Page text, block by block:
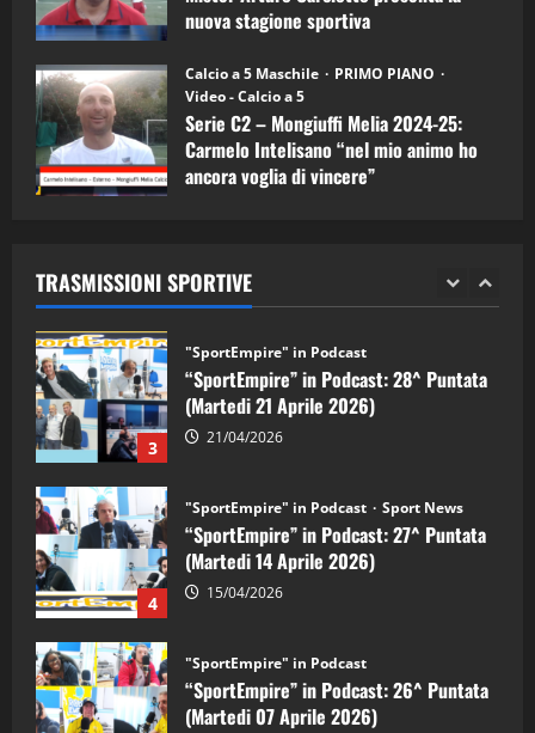
nuova stagione sportiva
Calcio a 5 Maschile
PRIMO PIANO
Video - Calcio a 5
Serie C2 – Mongiuffi Melia 2024-25:
Carmelo Intelisano “nel mio animo ho
ancora voglia di vincere”
TRASMISSIONI SPORTIVE
2
“SportEmpire” in Podcast: 29^ Puntata
(Martedi 28 Aprile 2026)
28/04/2026
3 21/04/2026
4
"SportEmpire" in Podcast
“SportEmpire” in Podcast: 27^ Puntata
(Martedi 14 Aprile 2026)
15/04/2026
5
"SportEmpire" in Podcast
“SportEmpire” in Podcast: 26^ Puntata
(Martedi 07 Aprile 2026)
08/04/2026
"SportEmpire" in Podcast
“SportEmpire” in Podcast: 30^ Puntata
(Martedi 05 Maggio 2026)